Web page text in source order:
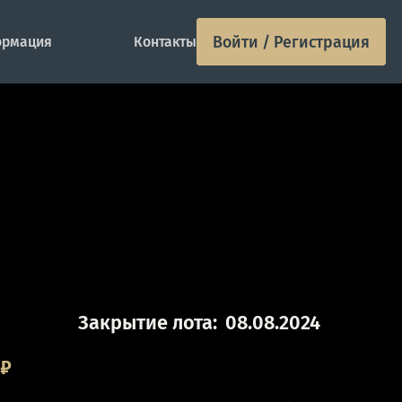
Контакты Войти / Регистрация
Закрытие лота: 08.08.2024
₽